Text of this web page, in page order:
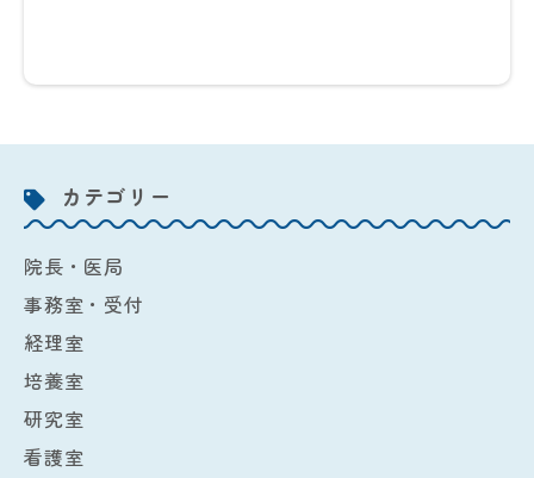
カテゴリー
院長・医局
事務室・受付
経理室
培養室
研究室
看護室